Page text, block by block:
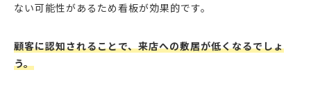
ない可能性があるため看板が効果的です。
顧客に認知されることで、来店への敷居が低くなるでしょ
う。